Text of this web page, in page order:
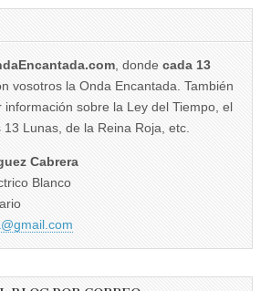
, donde cada 13
vosotros la Onda Encantada. También
información sobre la Ley del Tiempo, el
Lunas, de la Reina Roja, etc.
Cabrera
Blanco